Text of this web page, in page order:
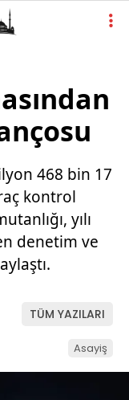
468 bin 17
kontrol
yılı
denetim ve
TÜM YAZILARI
Asayiş